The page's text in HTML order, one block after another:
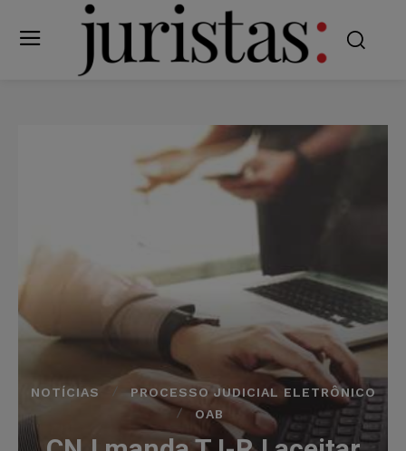
NOTÍCIAS
PROCESSO JUDICIAL ELETRÔNICO
OAB